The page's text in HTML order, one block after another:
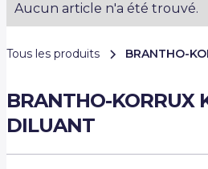
Tous les produits BRANTHO-
Aucun article n'a été trouvé.
BRANTHO-KORRUX
DILUANT